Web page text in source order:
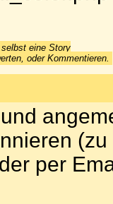
eine Story
oder Kommentieren.
per